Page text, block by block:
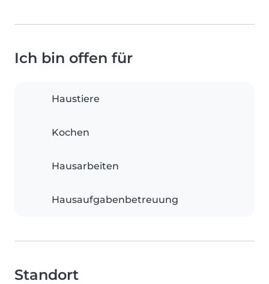
Ich bin offen für
Haustiere
Kochen
Hausarbeiten
Hausaufgabenbetreuung
Standort